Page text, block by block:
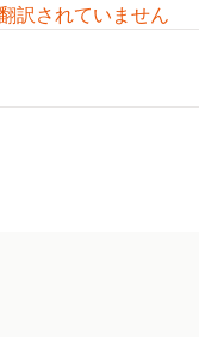
訳されていません